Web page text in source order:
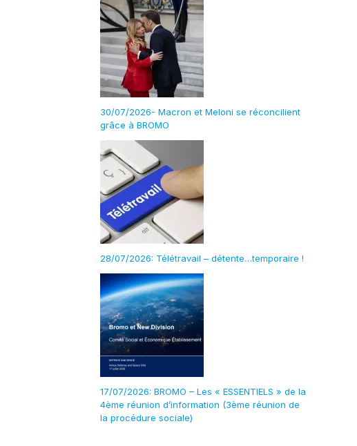
30/07/2026- Macron et Meloni se réconcilient
grâce à BROMO
28/07/2026: Télétravail – détente…temporaire !
17/07/2026: BROMO – Les « ESSENTIELS » de la
4ème réunion d’information (3ème réunion de
la procédure sociale)